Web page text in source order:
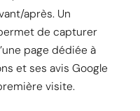
après. Un
de capturer
page dédiée à
et ses avis Google
visite.